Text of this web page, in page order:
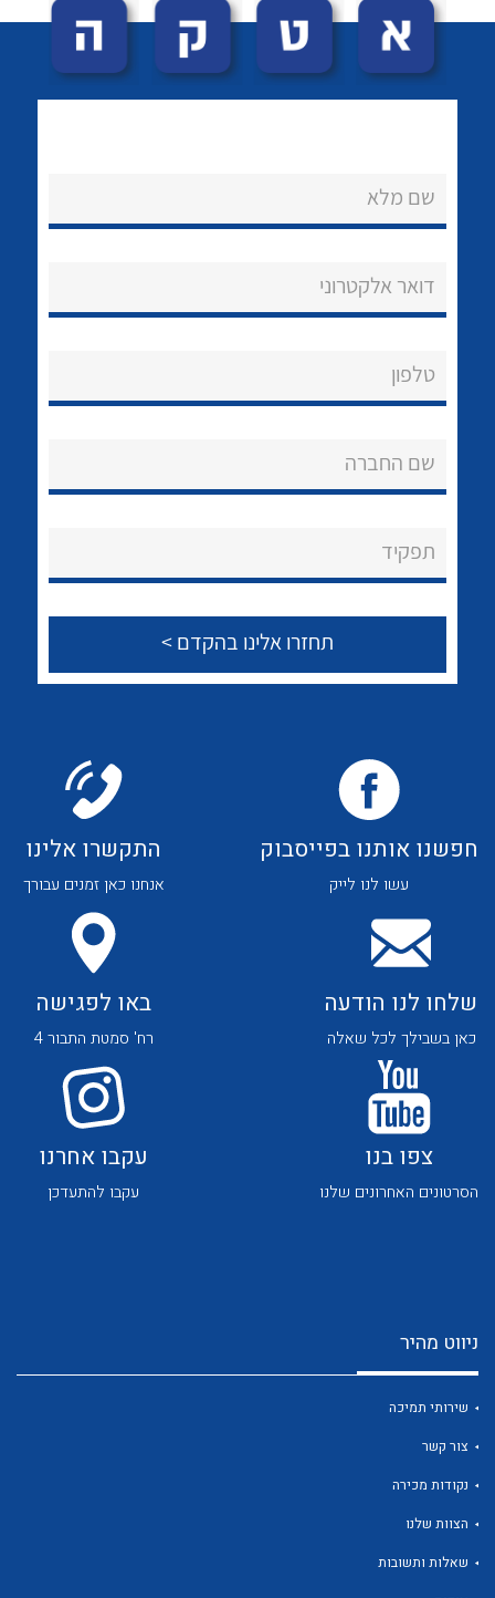
הצוות שלנו
שירותי תמיכה
לכל מוצרי היצרן לכל מוצרי היצרן
לכל מוצרי היצרן לכל מוצרי היצרן
לכל מוצרי היצרן לכל מוצרי היצרן
לכל מוצרי היצרן
שם מלא
דואר אלקטרוני
טלפון
שם החברה
תפקיד
חפשנו אותנו בפייסבוק
עשו לנו לייק
התקשרו אלינו
אנחנו כאן זמנים עבורך
שלחו לנו הודעה
כאן בשבילך לכל שאלה
באו לפגישה
רח' סמטת התבור 4
צפו בנו
הסרטונים האחרונים שלנו
עקבו אחרנו
עקבו להתעדכן
ניווט מהיר
שירותי תמיכה
צור קשר
נקודות מכירה
הצוות שלנו
שאלות ותשובות